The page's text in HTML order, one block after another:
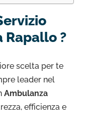
Rapallo ?
scelta per te
leader nel
Ambulanza
efficienza e